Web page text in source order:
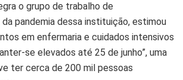
o grupo de trabalho de
pandemia dessa instituição, estimou
em enfermaria e cuidados intensivos
se elevados até 25 de junho”, uma
ter cerca de 200 mil pessoas